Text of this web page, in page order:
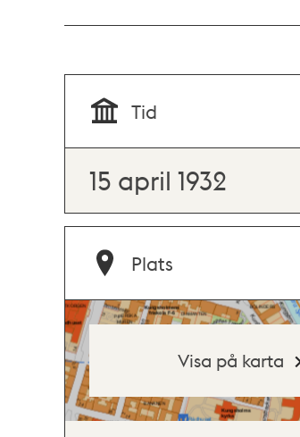
Tid
15 april 1932
Plats
Visa på karta